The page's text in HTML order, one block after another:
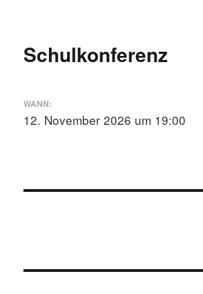
Schulkonferenz
WANN:
12. November 2026 um 19:00